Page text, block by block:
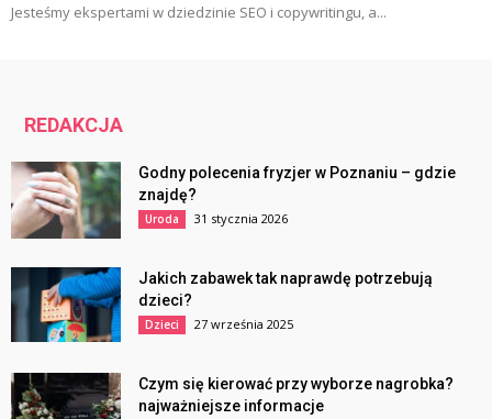
Jesteśmy ekspertami w dziedzinie SEO i copywritingu, a...
REDAKCJA
Godny polecenia fryzjer w Poznaniu – gdzie
znajdę?
Uroda 31 stycznia 2026
Jakich zabawek tak naprawdę potrzebują
dzieci?
Dzieci 27 września 2025
Czym się kierować przy wyborze nagrobka?
najważniejsze informacje